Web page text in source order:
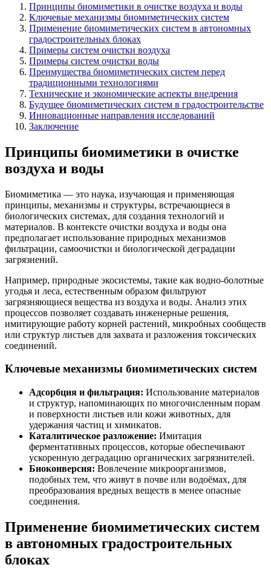
Принципы биомиметики в очистке воздуха и воды
Ключевые механизмы биомиметических систем
Применение биомиметических систем в автономных
градостроительных блоках
Примеры систем очистки воздуха
Примеры систем очистки воды
Преимущества биомиметических систем перед
традиционными технологиями
Технические и экономические аспекты внедрения
Будущее биомиметических систем в градостроительстве
Инновационные направления исследований
Заключение
Принципы биомиметики в очистке
воздуха и воды
Биомиметика — это наука, изучающая и применяющая
принципы, механизмы и структуры, встречающиеся в
биологических системах, для создания технологий и
материалов. В контексте очистки воздуха и воды она
предполагает использование природных механизмов
фильтрации, самоочистки и биологической деградации
загрязнений.
Например, природные экосистемы, такие как водно-болотные
угодья и леса, естественным образом фильтруют
загрязняющиеся вещества из воздуха и воды. Анализ этих
процессов позволяет создавать инженерные решения,
имитирующие работу корней растений, микробных сообществ
или структур листьев для захвата и разложения токсических
соединений.
Ключевые механизмы биомиметических систем
Адсорбция и фильтрация: Использование материалов
и структур, напоминающих по многочисленным порам
и поверхности листьев или кожи животных, для
удержания частиц и химикатов.
Каталитическое разложение: Имитация
ферментативных процессов, которые обеспечивают
ускоренную деградацию органических загрязнителей.
Биоконверсия: Вовлечение микроорганизмов,
подобных тем, что живут в почве или водоёмах, для
преобразования вредных веществ в менее опасные
соединения.
Применение биомиметических систем
в автономных градостроительных
блоках